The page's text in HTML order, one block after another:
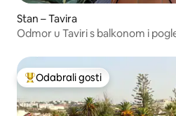
Stan – Tavira
Odmor u Taviri s balkonom i
Među najviše rangiranima s
Odabrali gosti